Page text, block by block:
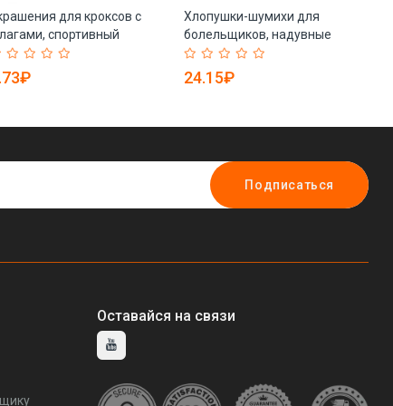
для кроксов с
спортивный
PVC (арт. 21102937)
Хлопушки-шумихи для
болельщиков, надувные
палочки для спорта (арт.
21102972)
24.15₽
Подписаться
Оставайся на связи